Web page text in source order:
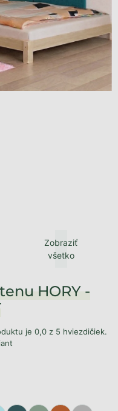
Zobraziť
všetko
HORY -
je 0,0 z 5 hviezdičiek.